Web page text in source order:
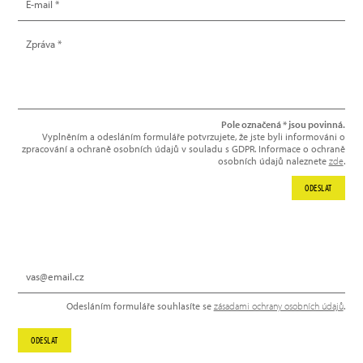
Odesláním formuláře souhlasíte se zásadami ochrany osobních údajů.
ODESLAT
Pole označená * jsou povinná.
Vyplněním a odesláním formuláře potvrzujete, že jste byli informováni o
zpracování a ochraně osobních údajů v souladu s GDPR. Informace o ochraně
osobních údajů naleznete zde.
ODESLAT